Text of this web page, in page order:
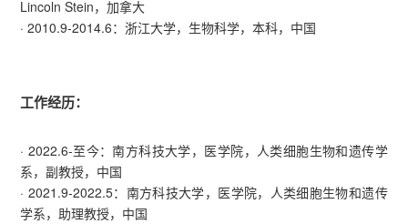
Lincoln Stein，加拿大
· 2010.9-2014.6：浙江大学，生物科学，本科，中国
工作经历：
· 2022.6-至今：南方科技大学，医学院，人类细胞生物和遗传学
系，副教授，中国
· 2021.9-2022.5：南方科技大学，医学院，人类细胞生物和遗传
学系，助理教授，中国